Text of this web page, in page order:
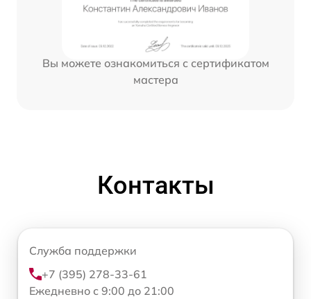
Вы можете ознакомиться с сертификатом
мастера
Контакты
Служба поддержки
+7 (395) 278-33-61
Ежедневно с 9:00 до 21:00